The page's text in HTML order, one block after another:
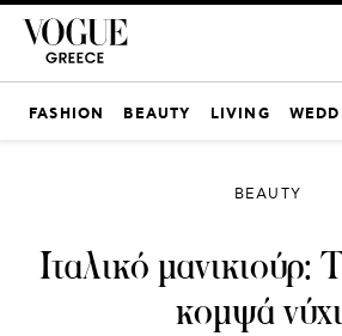
FASHION BEAUTY LIVING
BEAUTY
Ιταλικό μανικιούρ:
κομψά